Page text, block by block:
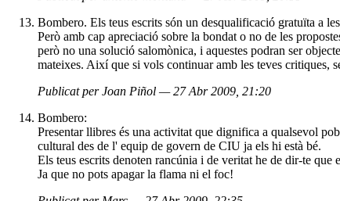
Bombero. Els teus escrits són un desqualificació gratuïta a
Però amb cap apreciació sobre la bondat o no de les
però no una solució salomònica, i aquestes podran ser
mateixes. Així que si vols continuar amb les teves critiques,
Publicat per Joan Piñol — 27 Abr 2009, 21:20
Bombero:
Presentar llibres és una activitat que dignifica a qualsevol
cultural des de l' equip de govern de CIU ja els hi està bé.
Els teus escrits denoten rancúnia i de veritat he de dir-te
Ja que no pots apagar la flama ni el foc!